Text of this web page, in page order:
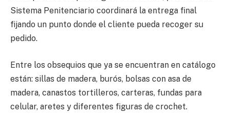
Sistema Penitenciario coordinará la entrega final
fijando un punto donde el cliente pueda recoger su
pedido.
Entre los obsequios que ya se encuentran en catálogo
están: sillas de madera, burós, bolsas con asa de
madera, canastos tortilleros, carteras, fundas para
celular, aretes y diferentes figuras de crochet.